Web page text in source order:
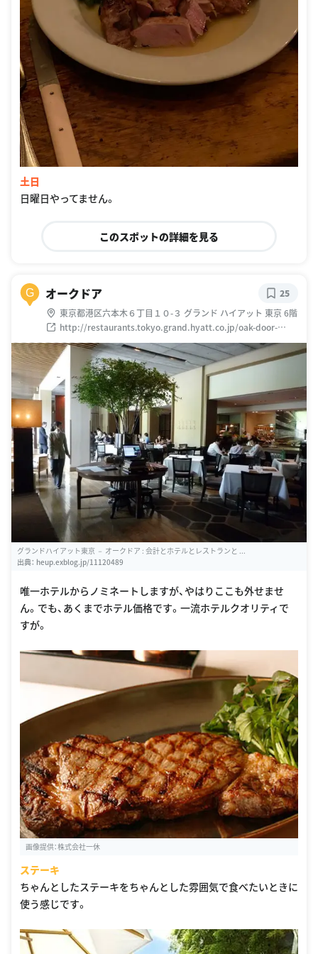
土日
日曜日やってません。
このスポットの詳細を見る
G オークドア
東京都港区六本木６丁目１０-３ グランド ハイアット 東京 6階
http://restaurants.tokyo.grand.hyatt.co.jp/oak-door-
restaurant/index.html
25
グランドハイアット東京 － オークドア : 会計とホテルとレストランと ...
出典： heup.exblog.jp/11120489
唯一ホテルからノミネートしますが、やはりここも外せませ
ん。でも、あくまでホテル価格です。一流ホテルクオリティで
すが。
画像提供：株式会社一休
ステーキ
ちゃんとしたステーキをちゃんとした雰囲気で食べたいときに
使う感じです。